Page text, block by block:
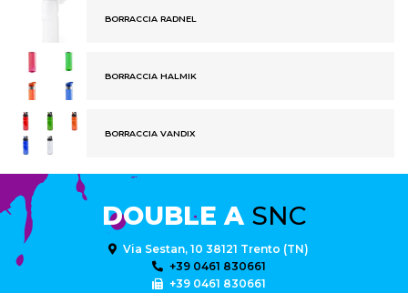
BORRACCIA RADNEL
BORRACCIA HALMIK
BORRACCIA VANDIX
DOUBLE A SNC
Via Sestan, 10 38121 Trento (TN)
+39 0461 830661
+39 0461 830661